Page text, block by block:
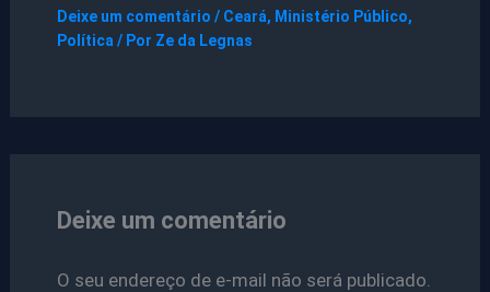
Deixe um comentário / Ceará, Ministério Público,
Política / Por Ze da Legnas
Deixe um comentário
O seu endereço de e-mail não será publicado.